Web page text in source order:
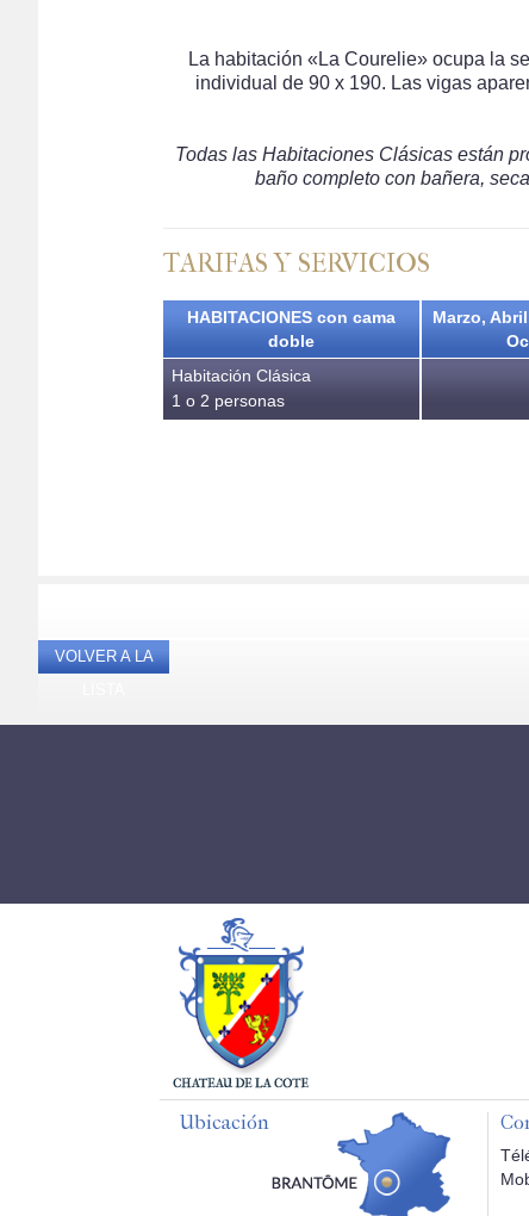
La habitación «La Courelie» ocupa la
individual de 90 x 190. Las vigas
Todas las Habitaciones Clásicas están
baño completo con bañera,
TARIFAS Y SERVICIOS
HABITACIONES con cama
doble
Marzo,
Habitación Clásica
1 o 2 personas
VOLVER A LA
Ubicación